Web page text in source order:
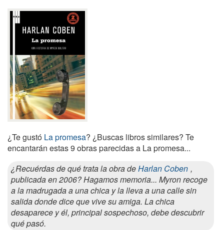
¿Te gustó La promesa? ¿Buscas libros similares? Te
encantarán estas 9 obras parecidas a La promesa...
¿Recuérdas de qué trata la obra deHarlan Coben ,
publicada en 2006? Hagamos memoria... Myron recoge
a la madrugada a una chica y la lleva a una calle sin
salida donde dice que vive su amiga. La chica
desaparece y él, principal sospechoso, debe descubrir
qué pasó.